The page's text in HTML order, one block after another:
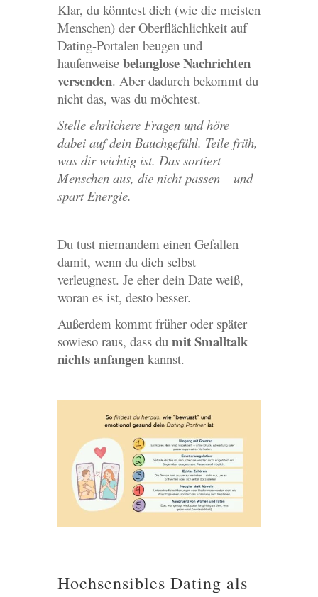
Klar, du könntest dich (wie die meisten
Menschen) der Oberflächlichkeit auf
Dating-Portalen beugen und
haufenweise belanglose Nachrichten
versenden. Aber dadurch bekommt du
nicht das, was du möchtest.
Stelle ehrlichere Fragen und höre
dabei auf dein Bauchgefühl. Teile früh,
was dir wichtig ist. Das sortiert
Menschen aus, die nicht passen – und
spart Energie.
Du tust niemandem einen Gefallen
damit, wenn du dich selbst
verleugnest. Je eher dein Date weiß,
woran es ist, desto besser.
Außerdem kommt früher oder später
sowieso raus, dass du mit Smalltalk
nichts anfangenkannst.
Hochsensibles Dating als